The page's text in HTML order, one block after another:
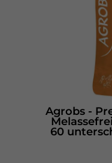
Agrobs -
60